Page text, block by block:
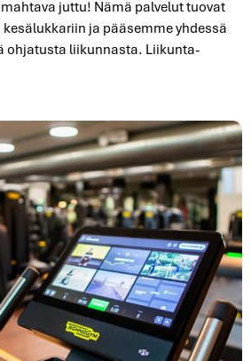
juttu! Nämä palvelut tuovat
ja pääsemme yhdessä
ohjatusta liikunnasta. Liikunta-